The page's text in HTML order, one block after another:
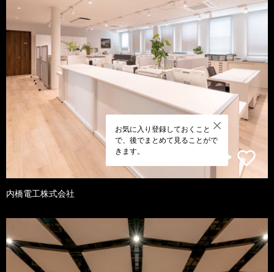
お気に入り登録しておくこと
で、後でまとめて見ることがで
きます。
内橋電工株式会社